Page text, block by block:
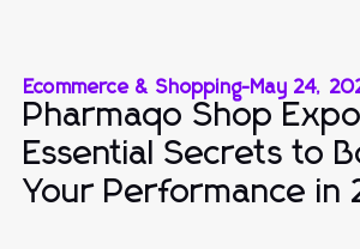
Ecommerce & Shopping-May 24,
Pharmaqo Shop
Essential Secrets to
Your Performance in